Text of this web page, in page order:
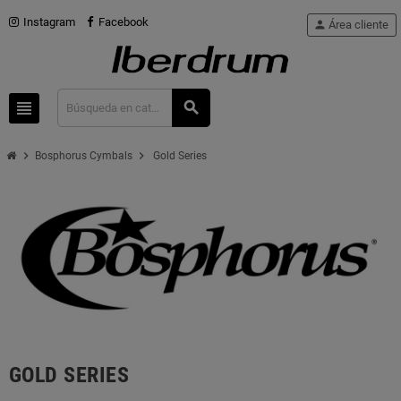
Instagram Facebook
view_headline search
person Área cliente
chevron_right Bosphorus Cymbals chevron_right Gold Series
GOLD SERIES